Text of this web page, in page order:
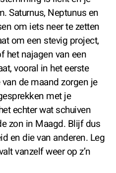
Saturnus, Neptunus en
om iets neer te zetten
om een stevig project,
het najagen van een
vooral in het eerste
de maand zorgen je
met je
echter wat schuiven
zon in Maagd. Blijf dus
en die van anderen. Leg
vanzelf weer op z’n